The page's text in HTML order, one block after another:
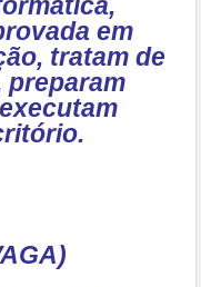
em
tratam de
preparam